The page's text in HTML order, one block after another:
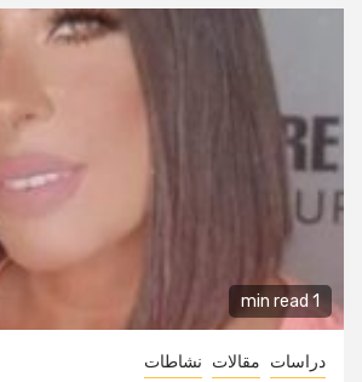
1 min read
دراسات مقالات نشاطات